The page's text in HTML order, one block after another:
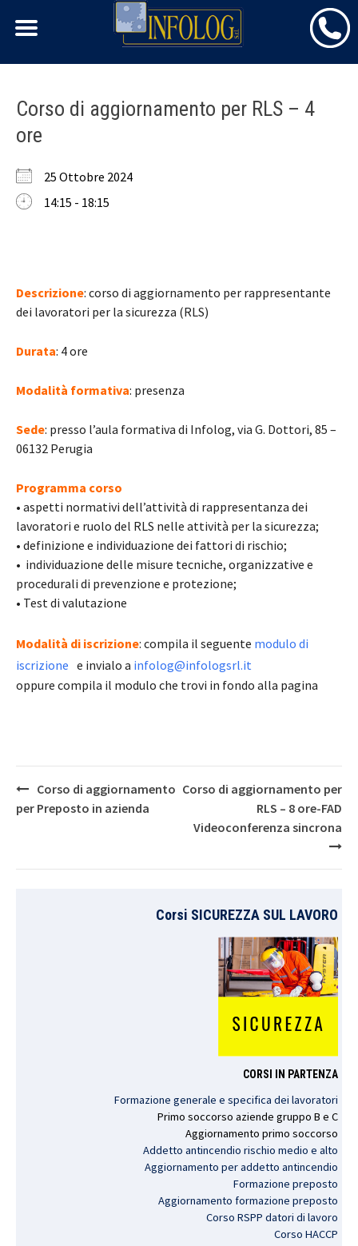
Skip
content
Corso di aggiornamento per RLS – 4
ore
25 Ottobre 2024
14:15 - 18:15
Descrizione: corso di aggiornamento per rappresentante
dei lavoratori per la sicurezza (RLS)
Durata: 4 ore
Modalità formativa: presenza
Sede: presso l’aula formativa di Infolog, via G. Dottori, 85 –
06132 Perugia
Programma corso
• aspetti normativi dell’attività di rappresentanza dei
lavoratori e ruolo del RLS nelle attività per la sicurezza;
• definizione e individuazione dei fattori di rischio;
• individuazione delle misure tecniche, organizzative e
procedurali di prevenzione e protezione;
• Test di valutazione
Modalità di iscrizione: compila il seguente modulo di
iscrizione e invialo a infolog@infologsrl.it
oppure compila il modulo che trovi in fondo alla pagina
Post
navigation
Corso di aggiornamento
per Preposto in azienda
Corso di aggiornamento per
RLS – 8 ore-FAD
Videoconferenza sincrona
Corsi SICUREZZA SUL LAVORO
CORSI IN PARTENZA
Formazione generale e specifica dei lavoratori
Primo soccorso aziende gruppo B e C
Aggiornamento primo soccorso
Addetto antincendio rischio medio e alto
Aggiornamento per addetto antincendio
Formazione preposto
Aggiornamento formazione preposto
Corso RSPP datori di lavoro
Corso HACCP